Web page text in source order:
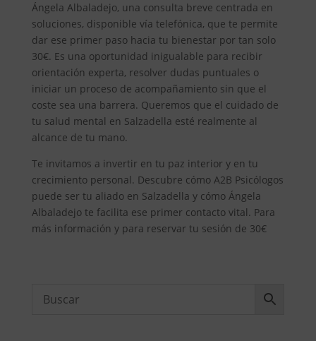
Ángela Albaladejo, una consulta breve centrada en
soluciones, disponible vía telefónica, que te permite
dar ese primer paso hacia tu bienestar por tan solo
30€. Es una oportunidad inigualable para recibir
orientación experta, resolver dudas puntuales o
iniciar un proceso de acompañamiento sin que el
coste sea una barrera. Queremos que el cuidado de
tu salud mental en Salzadella esté realmente al
alcance de tu mano.
Te invitamos a invertir en tu paz interior y en tu
crecimiento personal. Descubre cómo A2B Psicólogos
puede ser tu aliado en Salzadella y cómo Ángela
Albaladejo te facilita ese primer contacto vital. Para
más información y para reservar tu sesión de 30€